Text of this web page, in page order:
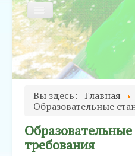
Включить/
выключить
навигацию
об События
Вы здесь: Главная
Образовательные
требования